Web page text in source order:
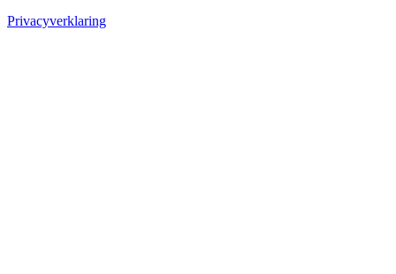
Privacyverklaring